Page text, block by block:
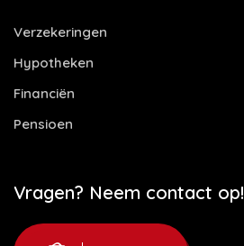
Verzekeringen
Hypotheken
Financiën
Pensioen
Vragen? Neem contact op!